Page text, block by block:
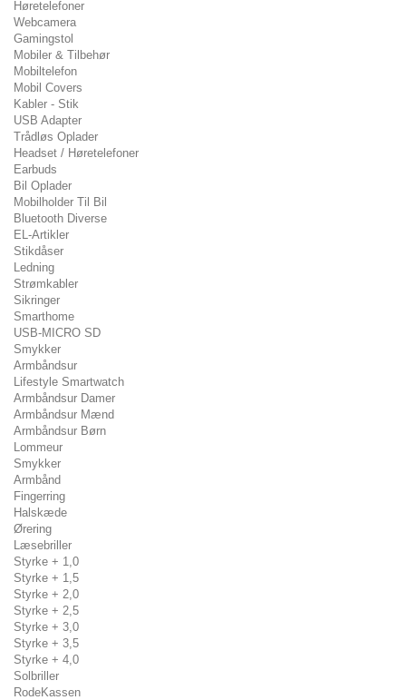
Høretelefoner
Webcamera
Gamingstol
Mobiler & Tilbehør
Mobiltelefon
Mobil Covers
Kabler - Stik
USB Adapter
Trådløs Oplader
Headset / Høretelefoner
Earbuds
Bil Oplader
Mobilholder Til Bil
Bluetooth Diverse
EL-Artikler
Stikdåser
Ledning
Strømkabler
Sikringer
Smarthome
USB-MICRO SD
Smykker
Armbåndsur
Lifestyle Smartwatch
Armbåndsur Damer
Armbåndsur Mænd
Armbåndsur Børn
Lommeur
Smykker
Armbånd
Fingerring
Halskæde
Ørering
Læsebriller
Styrke + 1,0
Styrke + 1,5
Styrke + 2,0
Styrke + 2,5
Styrke + 3,0
Styrke + 3,5
Styrke + 4,0
Solbriller
RodeKassen